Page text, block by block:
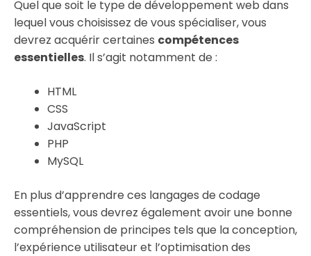
Quel que soit le type de développement web dans
lequel vous choisissez de vous spécialiser, vous
devrez acquérir certaines compétences
essentielles. Il s’agit notamment de :
HTML
CSS
JavaScript
PHP
MySQL
En plus d’apprendre ces langages de codage
essentiels, vous devrez également avoir une bonne
compréhension de principes tels que la conception,
l’expérience utilisateur et l’optimisation des